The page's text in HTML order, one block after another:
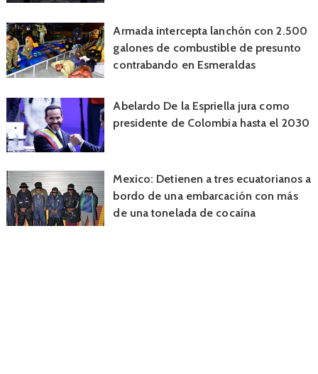
Armada intercepta lanchón con 2.500
galones de combustible de presunto
contrabando en Esmeraldas
Abelardo De la Espriella jura como
presidente de Colombia hasta el 2030
Mexico: Detienen a tres ecuatorianos a
bordo de una embarcación con más
de una tonelada de cocaína